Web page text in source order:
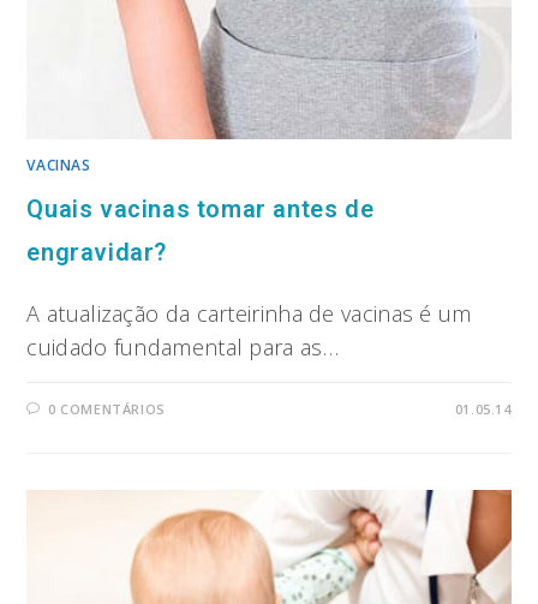
VACINAS
Quais vacinas tomar antes de
engravidar?
A atualização da carteirinha de vacinas é um
cuidado fundamental para as…
0 COMENTÁRIOS 01.05.14